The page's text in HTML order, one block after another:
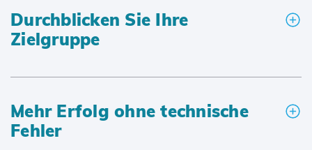
Durchblicken Sie Ihre
Zielgruppe
Mehr Erfolg ohne technische
Fehler